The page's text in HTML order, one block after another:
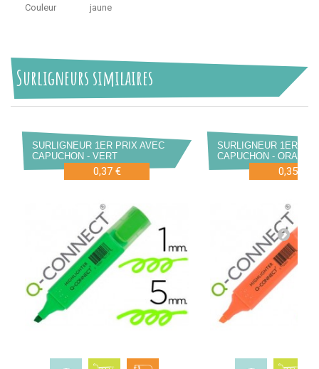
Couleur jaune
Surligneurs similaires
SURLIGNEUR 1ER PRIX AVEC
CAPUCHON - VERT
0,37 €
SURLIGNEUR 1ER
CAPUCHON - ORANGE
0,35 €